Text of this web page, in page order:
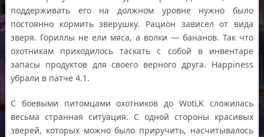
поддерживать его на должном уровне нужно было
постоянно кормить зверушку. Рацион зависел от вида
зверя. Гориллы не ели мяса, а волки — бананов. Так что
охотникам приходилось таскать с собой в инвентаре
запасы продуктов для своего верного друга. Happiness
убрали в патче 4.1.
С боевыми питомцами охотников до WotLK сложилась
весьма странная ситуация. С одной стороны красивых
зверей, которых можно было приручить, насчитывалось